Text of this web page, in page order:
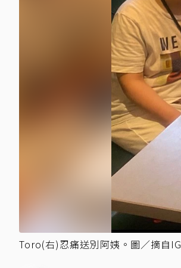
Toro(右)忍痛送別阿姨。圖／摘自IG